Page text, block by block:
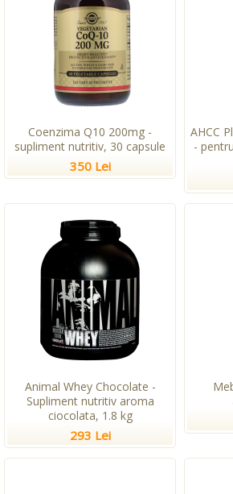
Coenzima Q10 200mg -
supliment nutritiv, 30 capsule
350 Lei
AHCC
-
Animal Whey Chocolate -
Supliment nutritiv aroma
ciocolata, 1.8 kg
293 Lei